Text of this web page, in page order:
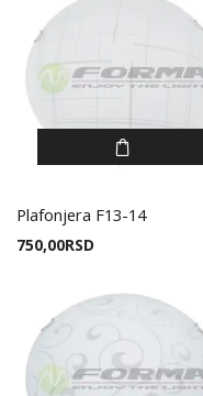
Plafonjera F13-14
750,00RSD